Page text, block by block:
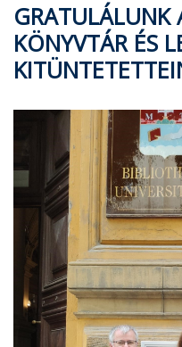
GRATULÁLUNK
KÖNYVTÁR ÉS